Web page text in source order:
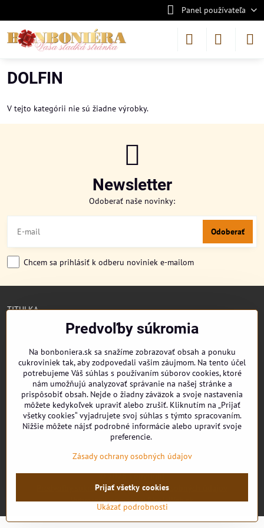
Panel používateľa
DOLFIN
V tejto kategórii nie sú žiadne výrobky.
Newsletter
Odoberať naše novinky:
Odoberať
Chcem sa prihlásiť k odberu noviniek e-mailom
TITULKA
DORUČENIE OBJEDNÁVKY
REKLAMAČNÉ PODMIENKY
OBCHODNÉ PODMIENKY
KONTAKT
Facebook
©2026Copyright
Predvoľby súkromiaZásady ochrany osobných údajov
Vytvorené pomocou:BiznisWeb.sk
Predvoľby súkromia
Na bonboniera.sk sa snažíme zobrazovať obsah a ponuku
cukroviniek tak, aby zodpovedali vašim záujmom. Na tento účel
potrebujeme Váš súhlas s používaním súborov cookies, ktoré
nám umožňujú analyzovať správanie na našej stránke a
prispôsobiť obsah. Nejde o žiadny záväzok a svoje nastavenia
môžete kedykoľvek upraviť alebo zrušiť. Kliknutím na „Prijať
všetky cookies“ vyjadrujete svoj súhlas s týmto spracovaním.
Nižšie môžete nájsť podrobné informácie alebo upraviť svoje
preferencie.
Zásady ochrany osobných údajov
Ukázať podrobnosti
Prijať všetky cookies